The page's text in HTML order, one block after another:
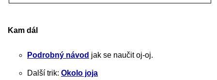
Kam dál
Podrobný návod jak se naučit oj-oj.
Další trik: Okolo joja